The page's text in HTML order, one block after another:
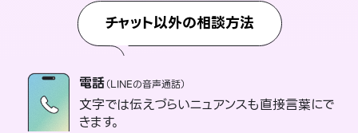
チャット以外の相談方法
電話（LINEの音声通話）
文字では伝えづらいニュアンスも直接言葉にで
きます。